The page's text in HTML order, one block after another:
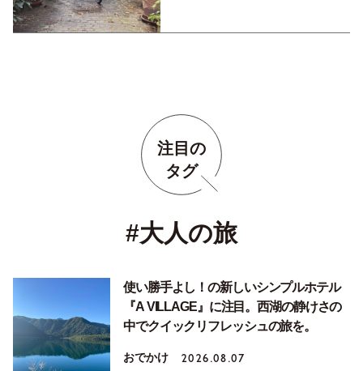
注目の
タグ
#大人の旅
使い勝手よし！の新しいシンプルホテル
『A VILLAGE』に注目。西湖の静けさの
中でクイックリフレッシュの旅を。
おでかけ 2026.08.07